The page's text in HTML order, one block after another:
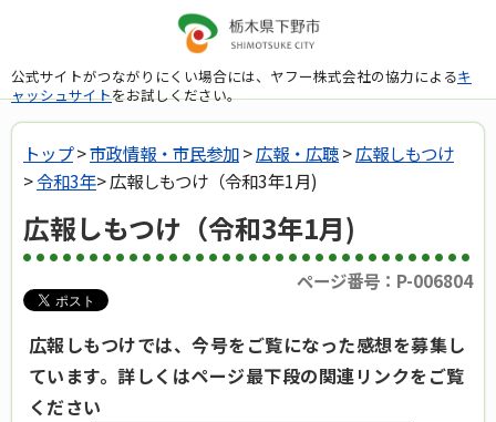
公式サイトがつながりにくい場合には、ヤフー株式会社の協力によるキ
ャッシュサイトをお試しください。
トップ>市政情報・市民参加>広報・広聴>広報しもつけ
>令和3年> 広報しもつけ（令和3年1月)
広報しもつけ（令和3年1月)
ページ番号：P-006804
広報しもつけでは、今号をご覧になった感想を募集し
ています。詳しくはページ最下段の関連リンクをご覧
ください